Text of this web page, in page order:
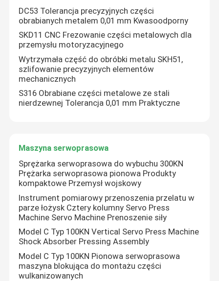
DC53 Tolerancja precyzyjnych części
obrabianych metalem 0,01 mm Kwasoodporny
SKD11 CNC Frezowanie części metalowych dla
przemysłu motoryzacyjnego
Wytrzymała część do obróbki metalu SKH51,
szlifowanie precyzyjnych elementów
mechanicznych
S316 Obrabiane części metalowe ze stali
nierdzewnej Tolerancja 0,01 mm Praktyczne
Maszyna serwoprasowa
Sprężarka serwoprasowa do wybuchu 300KN
Prężarka serwoprasowa pionowa Produkty
kompaktowe Przemysł wojskowy
Instrument pomiarowy przenoszenia przelatu w
parze łożysk Cztery kolumny Servo Press
Machine Servo Machine Prenoszenie siły
Model C Typ 100KN Vertical Servo Press Machine
Shock Absorber Pressing Assembly
Model C Typ 100KN Pionowa serwoprasowa
maszyna blokująca do montażu części
wulkanizowanych